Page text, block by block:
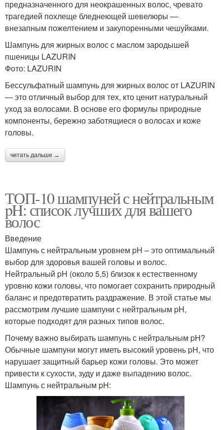
предназначенного для неокрашенных волос, чревато
трагедией похлеще бледнеющей шевелюры —
внезапным пожелтением и закупоренными чешуйками.
Шампунь для жирных волос с маслом зародышей
пшеницы LAZURIN
Фото: LAZURIN
Бессульфатный шампунь для жирных волос от LAZURIN
— это отличный выбор для тех, кто ценит натуральный
уход за волосами. В основе его формулы природные
компоненты, бережно заботящиеся о волосах и коже
головы.
читать дальше →
ТОП-10 шампуней с нейтральным
pH: список лучших для вашего
волос
Введение
Шампунь с нейтральным уровнем pH – это оптимальный
выбор для здоровья вашей головы и волос.
Нейтральный pH (около 5,5) близок к естественному
уровню кожи головы, что помогает сохранить природный
баланс и предотвратить раздражение. В этой статье мы
рассмотрим лучшие шампуни с нейтральным pH,
которые подходят для разных типов волос.
Почему важно выбирать шампунь с нейтральным pH?
Обычные шампуни могут иметь высокий уровень pH, что
нарушает защитный барьер кожи головы. Это может
привести к сухости, зуду и даже выпадению волос.
Шампунь с нейтральным pH: